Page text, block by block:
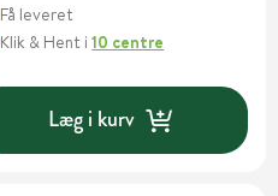
Få leveret
Klik & Hent i10 centre
Læg i kurv